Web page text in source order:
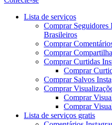
Menu
Lista de serviços
Comprar Seguidores
Brasileiros
Comprar
Comprar
Comprar Curtidas
Comprar
Comprar Salvos
Comprar
Comprar
Comprar
Lista de serviços gratis